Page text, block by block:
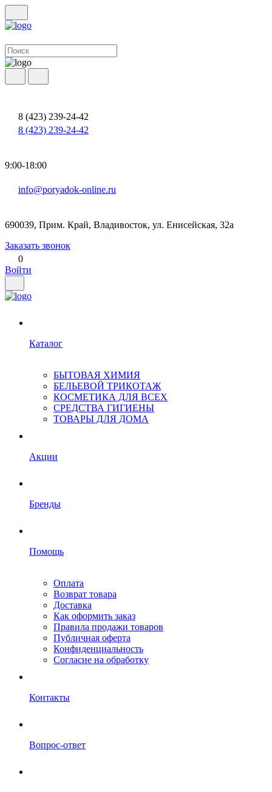
8 (423) 239-24-42
8 (423) 239-24-42
9:00-18:00
info@poryadok-online.ru
690039, Прим. Край, Владивосток, ул. Енисейская, 32а
Заказать звонок
0
Войти
Каталог
БЫТОВАЯ ХИМИЯ
БЕЛЬЕВОЙ ТРИКОТАЖ
КОСМЕТИКА ДЛЯ ВСЕХ
СРЕДСТВА ГИГИЕНЫ
ТОВАРЫ ДЛЯ ДОМА
Акции
Бренды
Помощь
Оплата
Возврат товара
Доставка
Как оформить заказ
Правила продажи товаров
Публичная оферта
Конфиденциальность
Согласие на обработку
Контакты
Вопрос-ответ